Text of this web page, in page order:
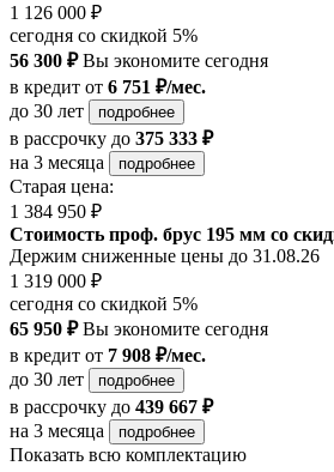
1 126 000 ₽
сегодня со скидкой 5%
56 300 ₽Вы экономите сегодня
в кредит от 6 751 ₽/мес.
до 30 лет
подробнее
в рассрочку до 375 333 ₽
на 3 месяца
подробнее
Старая цена:
1 384 950 ₽
Стоимость проф. брус 195 мм со
Держим сниженные цены до 31.08.26
1 319 000 ₽
сегодня со скидкой 5%
65 950 ₽Вы экономите сегодня
в кредит от 7 908 ₽/мес.
до 30 лет
подробнее
в рассрочку до 439 667 ₽
на 3 месяца
подробнее
Показать всю комплектацию